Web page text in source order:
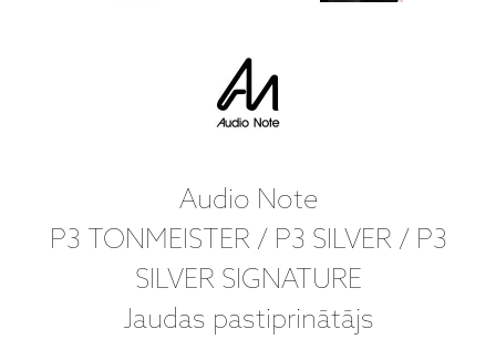
Audio Note
P3 TONMEISTER / P3 SILVER / P3
SILVER SIGNATURE
Jaudas pastiprinātājs